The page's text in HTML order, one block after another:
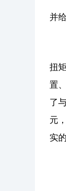
并
扭
置
了
元
实